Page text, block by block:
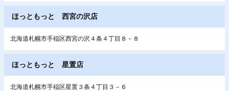
ほっともっと 西宮の沢店
北海道札幌市手稲区西宮の沢４条４丁目８－８
ほっともっと 星置店
北海道札幌市手稲区星置３条４丁目３－６